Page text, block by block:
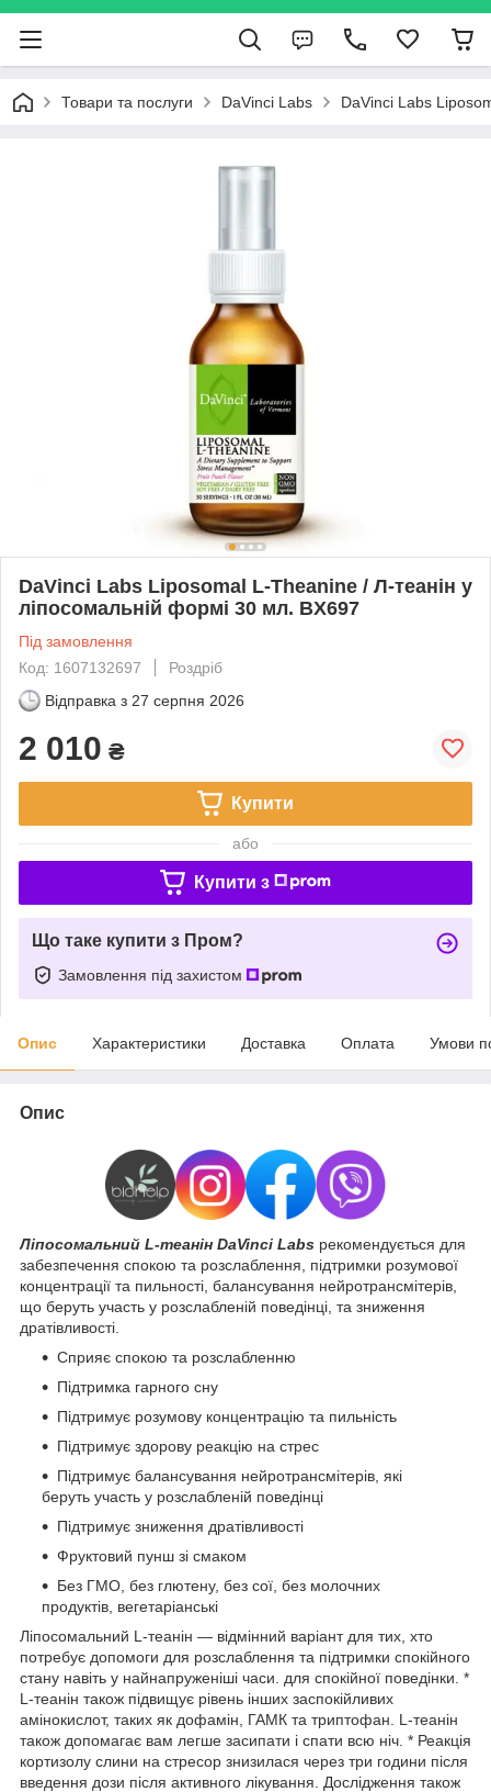
Товари та послуги DaVinci Labs DaVinci Labs
DaVinci Labs Liposomal L-Theanine / Л-теанін у
ліпосомальній формі 30 мл. BX697
Під замовлення
Код: 1607132697
Роздріб
Відправка з 27 серпня 2026
2 010 ₴
Купити
або
Купити з
Що таке купити з Пром?
Замовлення під захистом
Опис Характеристики Доставка Оплата Умови
Опис
Ліпосомальний L-теанін DaVinci Labs рекомендується для
забезпечення спокою та розслаблення, підтримки розумової
концентрації та пильності, балансування нейротрансмітерів,
що беруть участь у розслабленій поведінці, та зниження
дратівливості.
Сприяє спокою та розслабленню
Підтримка гарного сну
Підтримує розумову концентрацію та пильність
Підтримує здорову реакцію на стрес
Підтримує балансування нейротрансмітерів, які
беруть участь у розслабленій поведінці
Підтримує зниження дратівливості
Фруктовий пунш зі смаком
Без ГМО, без глютену, без сої, без молочних
продуктів, вегетаріанські
Ліпосомальний L-теанін — відмінний варіант для тих, хто
потребує допомоги для розслаблення та підтримки спокійного
стану навіть у найнапруженіші часи. для спокійної поведінки. *
L-теанін також підвищує рівень інших заспокійливих
амінокислот, таких як дофамін, ГАМК та триптофан. L-теанін
також допомагає вам легше засипати і спати всю ніч. * Реакція
кортизолу слини на стресор знизилася через три години після
введення дози після активного лікування. Дослідження також